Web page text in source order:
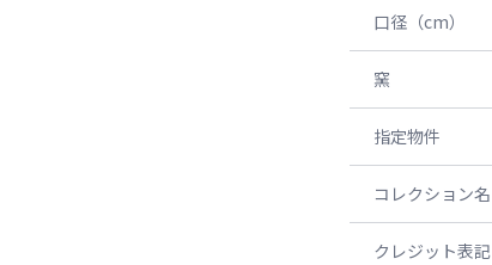
口径（cm）
窯
指定物件
コレクション名
クレジット表記